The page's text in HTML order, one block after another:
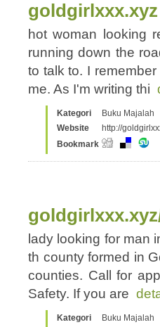
hot woman looking
running down the
to talk to. I
me. As I'm writing thi
Kategori
Buku Majalah
Website
http://
Bookmark
lady looking for man
th county formed in
counties. Call for
Safety. If you are
Kategori
Buku Majalah